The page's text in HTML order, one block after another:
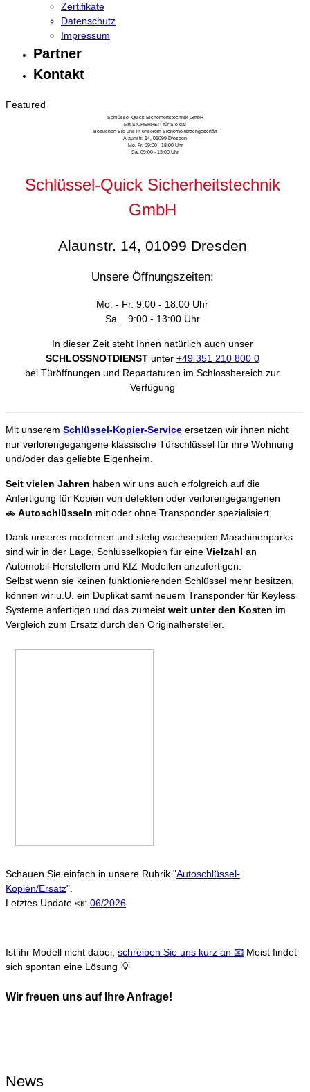
Zertifikate
Datenschutz
Impressum
Partner
Kontakt
Featured
Schlüssel-Quick Sicherheitstechnik GmbH
Mit SICHERHEIT für Sie da!
Besuchen Sie uns in unserem Sicherheitsfachgeschäft
Alaunstr. 14, 01099 Dresden
Mo.-Fr. 09:00 - 18:00 Uhr
Sa. 09:00 - 13:00 Uhr
Schlüssel-Quick Sicherheitstechnik
GmbH
Alaunstr. 14, 01099 Dresden
Unsere Öffnungszeiten:
Mo. - Fr. 9:00 - 18:00 Uhr
Sa. 9:00 - 13:00 Uhr
In dieser Zeit steht Ihnen natürlich auch unser
SCHLOSSNOTDIENSTunter +49 351 210 800 0
bei Türöffnungen und Repartaturen im Schlossbereich zur
Verfügung
Mit unserem Schlüssel-Kopier-Service ersetzen wir ihnen nicht
nur verlorengegangene klassische Türschlüssel für ihre Wohnung
und/oder das geliebte Eigenheim.
Seit vielen Jahren haben wir uns auch erfolgreich auf die
Anfertigung für Kopien von defekten oder verlorengegangenen
🚗 Autoschlüsseln mit oder ohne Transponder spezialisiert.
Dank unseres modernen und stetig wachsenden Maschinenparks
sind wir in der Lage, Schlüsselkopien für eine Vielzahl an
Automobil-Herstellern und KfZ-Modellen anzufertigen.
Selbst wenn sie keinen funktionierenden Schlüssel mehr besitzen,
können wir u.U. ein Duplikat samt neuem Transponder für Keyless
Systeme anfertigen und das zumeist weit unter den Kosten im
Vergleich zum Ersatz durch den Originalhersteller.
Schauen Sie einfach in unsere Rubrik "Autoschlüssel-
Kopien/Ersatz".
Letztes Update 📣: 06/2026
Ist ihr Modell nicht dabei, schreiben Sie uns kurz an 📧 Meist findet
sich spontan eine Lösung 💡
Wir freuen uns auf Ihre Anfrage!
News